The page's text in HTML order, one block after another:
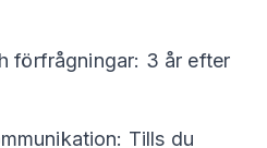
förfrågningar: 3 år efter
Tills du